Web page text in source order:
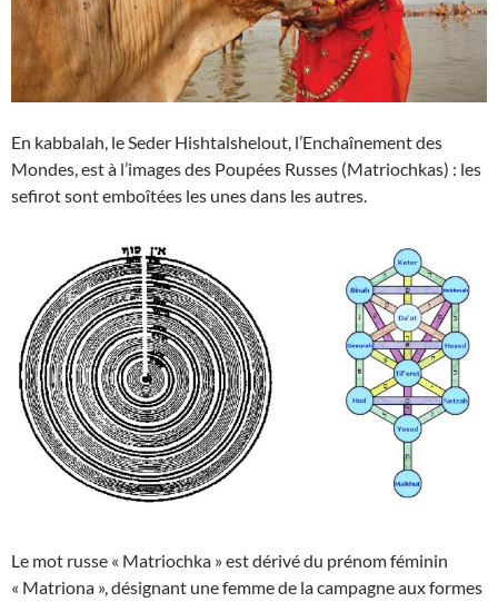
En kabbalah, le Seder Hishtalshelout, l’Enchaînement des
Mondes, est à l’images des Poupées Russes (Matriochkas) : les
sefirot sont emboîtées les unes dans les autres.
Le mot russe « Matriochka » est dérivé du prénom féminin
« Matriona », désignant une femme de la campagne aux formes